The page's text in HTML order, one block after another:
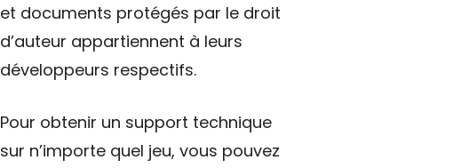
et documents protégés par le droit
d’auteur appartiennent à leurs
développeurs respectifs.
Pour obtenir un support technique
sur n’importe quel jeu, vous pouvez